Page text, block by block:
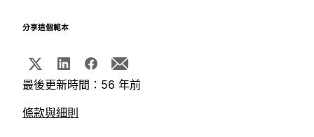
分享這個範本
最後更新時間：56 年前
條款與細則